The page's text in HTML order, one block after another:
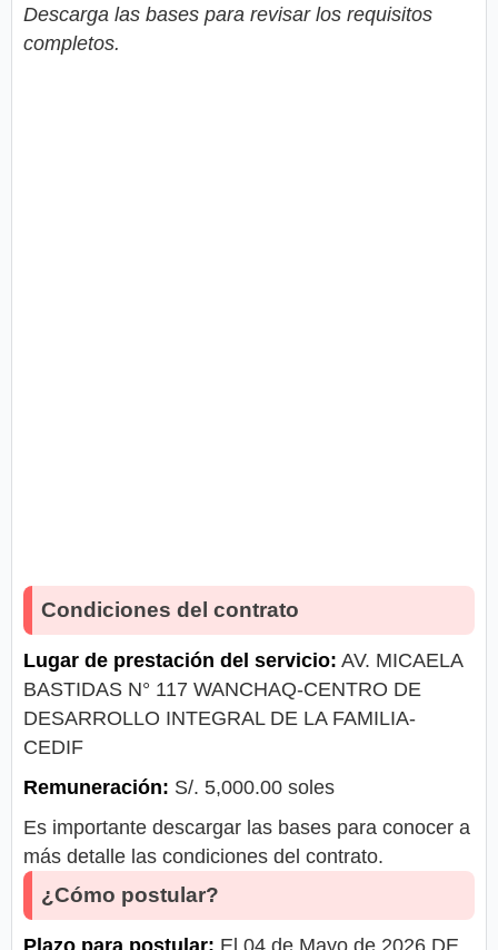
Descarga las bases para revisar los requisitos
completos.
Condiciones del contrato
Lugar de prestación del servicio: AV. MICAELA
BASTIDAS N° 117 WANCHAQ-CENTRO DE
DESARROLLO INTEGRAL DE LA FAMILIA-
CEDIF
Remuneración: S/. 5,000.00 soles
Es importante descargar las bases para conocer a
más detalle las condiciones del contrato.
¿Cómo postular?